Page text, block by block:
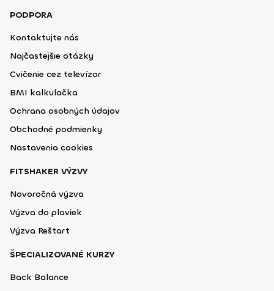
PODPORA
Kontaktujte nás
Najčastejšie otázky
Cvičenie cez televízor
BMI kalkulačka
Ochrana osobných údajov
Obchodné podmienky
Nastavenia cookies
FITSHAKER VÝZVY
Novoročná výzva
Výzva do plaviek
Výzva Reštart
ŠPECIALIZOVANÉ KURZY
Back Balance